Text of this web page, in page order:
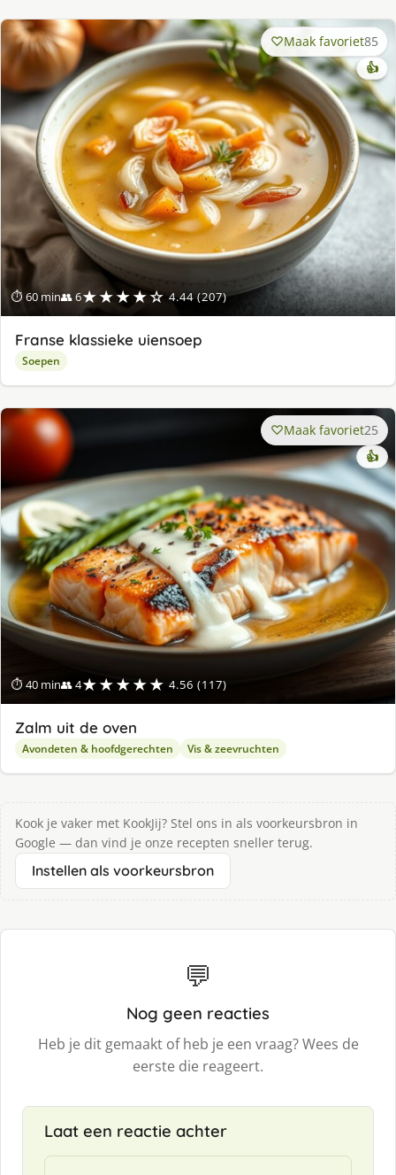
⏱ 60 min👥 6★★★★☆ 4.44 (207)
Maak favoriet85
👍
Franse klassieke uiensoep
Soepen
⏱ 40 min👥 4★★★★★ 4.56 (117)
Maak favoriet25
👍
Zalm uit de oven
Avondeten & hoofdgerechten Vis & zeevruchten
Kook je vaker met KookJij? Stel ons in als voorkeursbron in
Google — dan vind je onze recepten sneller terug.
Instellen als voorkeursbron
💬
Nog geen reacties
Heb je dit gemaakt of heb je een vraag? Wees de
eerste die reageert.
Laat een reactie achter